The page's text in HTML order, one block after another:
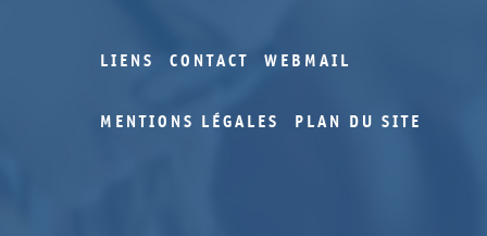
LIENS CONTACT WEBMAIL
MENTIONS LÉGALES PLAN DU SITE